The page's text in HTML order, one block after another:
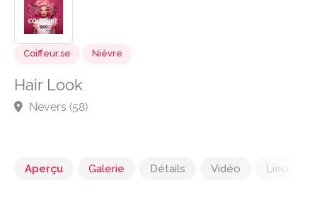
Coiffeur.se
Aperçu Galerie Détails Vidéo Lieu